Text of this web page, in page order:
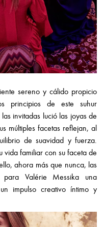
sereno y cálido propicio
principios de este suhur
invitadas lució las joyas de
múltiples facetas reflejan, al
de suavidad y fuerza.
vida familiar con su faceta de
ahora más que nunca, las
Valérie Messika una
impulso creativo íntimo y